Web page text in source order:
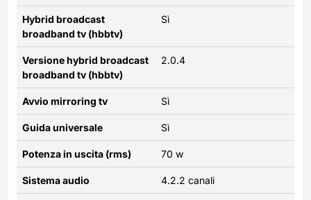
Hybrid broadcast
broadband tv (hbbtv)
Sì
Versione hybrid broadcast
broadband tv (hbbtv)
2.0.4
Avvio mirroring tv Sì
Guida universale Sì
Potenza in uscita (rms) 70 w
Sistema audio 4.2.2 canali